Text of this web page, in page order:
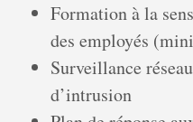
Formation à la
des employés
Surveillance
d’intrusion